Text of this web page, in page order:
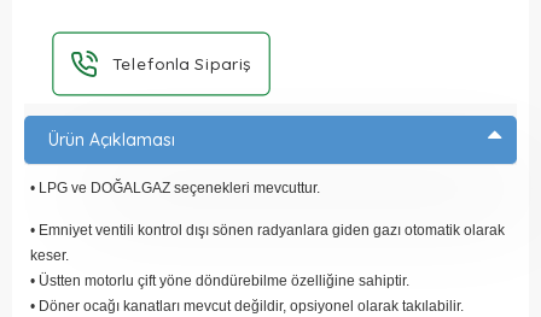
Telefonla Sipariş
Ürün Açıklaması
• LPG ve DOĞALGAZ seçenekleri mevcuttur.
• Emniyet ventili kontrol dışı sönen radyanlara giden gazı otomatik olarak
keser.
• Üstten motorlu çift yöne döndürebilme özelliğine sahiptir.
• Döner ocağı kanatları mevcut değildir, opsiyonel olarak takılabilir.